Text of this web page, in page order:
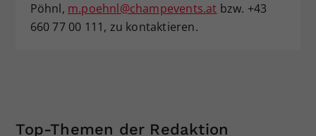
Pöhnl, m.poehnl@champevents.at bzw. +43
660 77 00 111, zu kontaktieren.
Top-Themen der Redaktion